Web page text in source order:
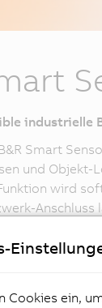
industrielle
Smart
und Objekt-
wird
Anschluss
lassen sich
Cookies ein,